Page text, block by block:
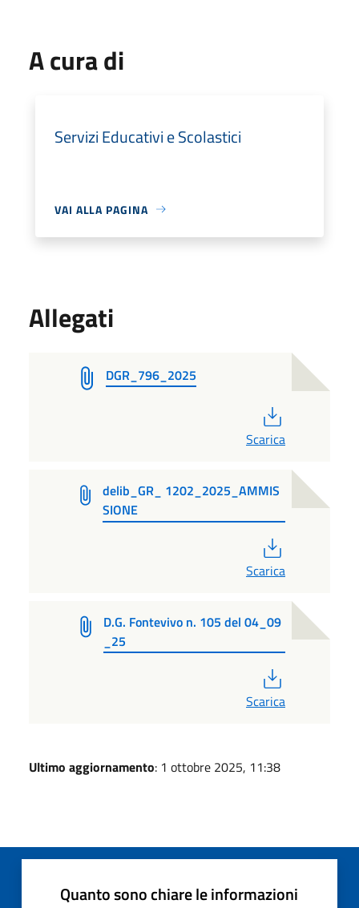
A cura di
Servizi Educativi e Scolastici
VAI ALLA PAGINA
Allegati
DGR_796_2025
Scarica
delib_GR_ 1202_2025_AMMIS
SIONE
Scarica
D.G. Fontevivo n. 105 del 04_09
_25
Scarica
Ultimo aggiornamento: 1 ottobre 2025, 11:38
Quanto sono chiare le informazioni